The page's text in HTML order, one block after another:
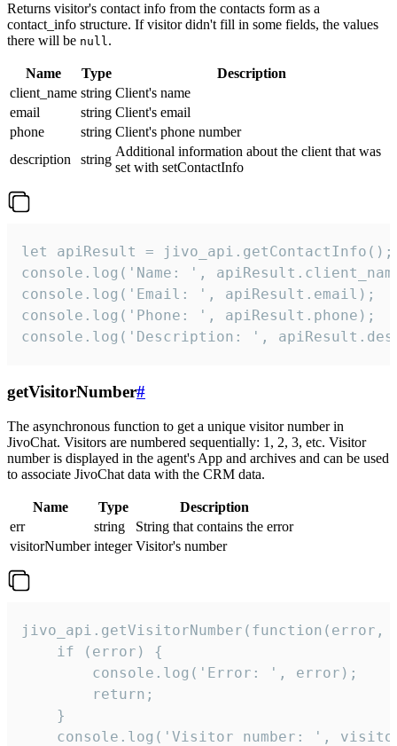
Returns visitor's contact info from the contacts form as a
contact_info structure. If visitor didn't fill in some fields, the values
there will be null.
Name Type
Description
client_name string Client's name
email
string Client's email
phone
string Client's phone number
description
string
Additional information about the client that was
set with setContactInfo
let apiResult = jivo_api.getContactInfo();
console.log('Name: ',
console.log('Email: ', apiResult.email);
console.log('Phone: ', apiResult.phone);
console.log('Description: ',
getVisitorNumber#
The asynchronous function to get a unique visitor number in
JivoChat. Visitors are numbered sequentially: 1, 2, 3, etc. Visitor
number is displayed in the agent's App and archives and can be used
to associate JivoChat data with the CRM data.
Name Type
Description
err
string
String that contains the error
visitorNumber integer Visitor's number
jivo_api.getVisitorNumber(function(error,
    if (error) {
        console.log('Error: ', error);
        return;
    }
console.log('Visitor number: ',